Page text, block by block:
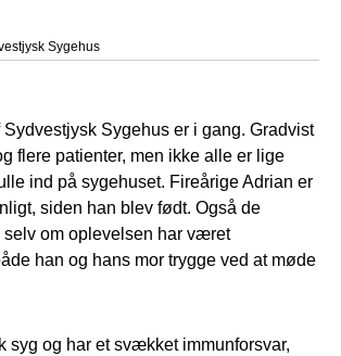
Sygehus
Sygehus er i gang. Gradvist
flere patienter, men ikke alle er lige
ind på sygehuset. Fireårige Adrian er
siden han blev født. Også de
selv om oplevelsen har været
han og hans mor trygge ved at møde
syg og har et svækket immunforsvar,